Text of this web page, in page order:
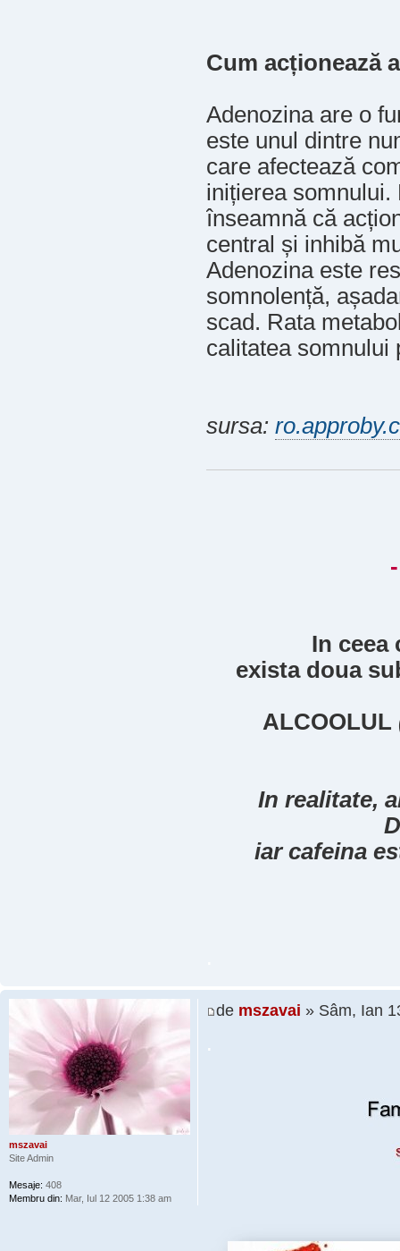
Cum acționează
Adenozina are o
este unul dintre
care afectează
inițierea somnului.
înseamnă că
central și inhibă
Adenozina este
somnolență,
scad. Rata
calitatea somnului
sursa:
In ceea
exista doua
ALCOOLUL
In realitate,
iar cafeina
de mszavai » Sâm, Ian
.
mszavai
Site Admin
Mesaje: 408
Membru din: Mar, Iul 12 2005 1:38 am